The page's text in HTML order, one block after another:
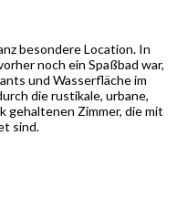
besondere Location. In
noch ein Spaßbad war,
und Wasserfläche im
die rustikale, urbane,
gehaltenen Zimmer, die mit
sind.